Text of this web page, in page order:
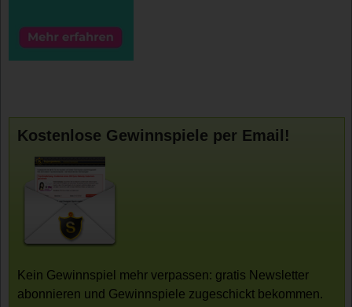
Kostenlose Gewinnspiele per Email!
Kein Gewinnspiel mehr verpassen: gratis Newsletter
abonnieren und Gewinnspiele zugeschickt bekommen.